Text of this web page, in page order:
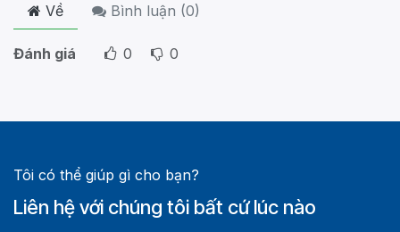
Về Bình luận (0)
Đánh giá 0 0
Tôi có thể giúp gì cho bạn?
Liên hệ với chúng tôi bất cứ lúc nào